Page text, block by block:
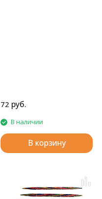
72 руб.
В наличии
В корзину